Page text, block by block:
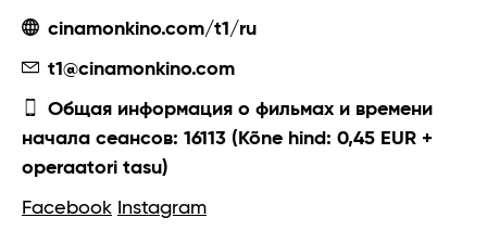
cinamonkino.com/t1/ru
t1@cinamonkino.com
Общая информация о фильмах и времени
начала сеансов: 16113 (Kõne hind: 0,45 EUR +
operaatori tasu)
Facebook Instagram